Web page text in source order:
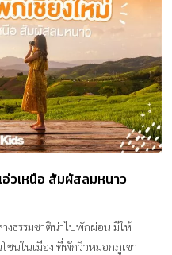
วเหนือ สัมผัสลมหนาว
งธรรมชาติน่าไปพักผ่อน มีให้
ซนในเมือง ที่พักวิวหมอกภูเขา